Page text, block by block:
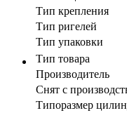
Тип крепления
Тип ригелей
Тип упаковки
Тип товара
Производитель
Cнят с
Типоразмер